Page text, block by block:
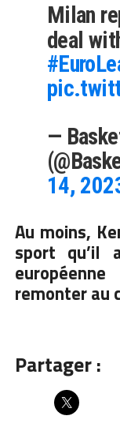
Milan
deal
—
14,
Au moins,
sport qu’il
remonter au
Partager :